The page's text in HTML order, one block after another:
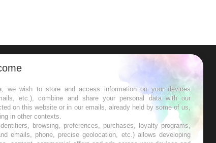
semaines les meilleures
, we wish to store and access information on your devices
etc.), combine and share your personal data with our
on this website or in our emails, already held by some of us,
in other contexts.
browsing, preferences, purchases, loyalty programs,
emails, phone, precise geolocation, etc.) allows developing